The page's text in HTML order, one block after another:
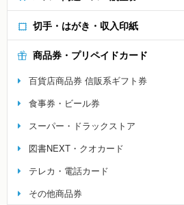
切手・はがき・収入印紙
商品券・プリペイドカード
百貨店商品券 信販系ギフト券
食事券・ビール券
スーパー・ドラックストア
図書NEXT・クオカード
テレカ・電話カード
その他商品券